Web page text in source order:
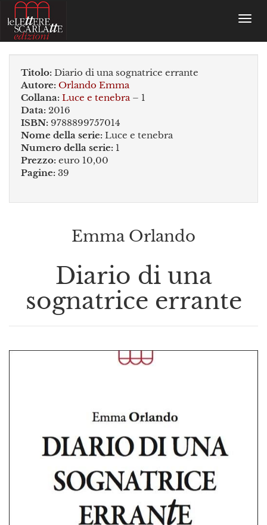
Titolo: Diario di una sognatrice errante
Autore: Orlando Emma
Collana: Luce e tenebra – 1
Data: 2016
ISBN: 9788899757014
Nome della serie: Luce e tenebra
Numero della serie: 1
Prezzo: euro 10,00
Pagine: 39
Emma Orlando
Diario di una
sognatrice errante